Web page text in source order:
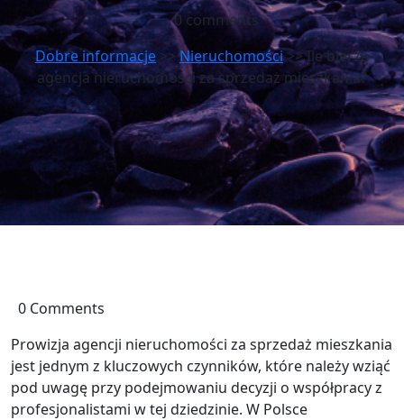
0 comments
Dobre informacje >>Nieruchomości>> Ile bierze
agencja nieruchomości za sprzedaż mieszkania?
0 Comments
Prowizja agencji nieruchomości za sprzedaż mieszkania
jest jednym z kluczowych czynników, które należy wziąć
pod uwagę przy podejmowaniu decyzji o współpracy z
profesjonalistami w tej dziedzinie. W Polsce